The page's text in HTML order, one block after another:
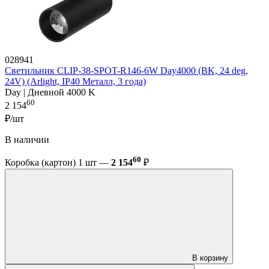
028941
Светильник CLIP-38-SPOT-R146-6W Day4000 (BK, 24 deg,
24V) (Arlight, IP40 Металл, 3 года)
Day | Дневной 4000 K
2 15460
₽/шт
В наличии
Коробка (картон) 1 шт — 2 15460 ₽
В корзину